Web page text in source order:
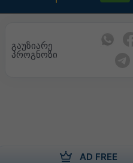
გაუზიარე
პროგნოზი
AD FREE